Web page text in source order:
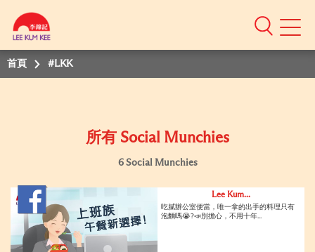
Mobile
首頁 #LKK
所有 Social Munchies
6 Social Munchies
Lee Kum...
吃膩辦公室便當，唯一拿的出手的料理只有
泡麵嗎😭?📣別擔心，不用十年...